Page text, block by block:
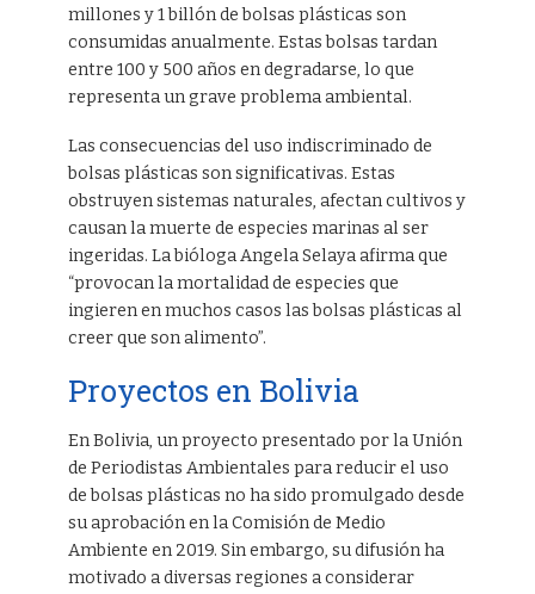
millones y 1 billón de bolsas plásticas son
consumidas anualmente. Estas bolsas tardan
entre 100 y 500 años en degradarse, lo que
representa un grave problema ambiental.
Las consecuencias del uso indiscriminado de
bolsas plásticas son significativas. Estas
obstruyen sistemas naturales, afectan cultivos y
causan la muerte de especies marinas al ser
ingeridas. La bióloga Angela Selaya afirma que
“provocan la mortalidad de especies que
ingieren en muchos casos las bolsas plásticas al
creer que son alimento”.
Proyectos en Bolivia
En Bolivia, un proyecto presentado por la Unión
de Periodistas Ambientales para reducir el uso
de bolsas plásticas no ha sido promulgado desde
su aprobación en la Comisión de Medio
Ambiente en 2019. Sin embargo, su difusión ha
motivado a diversas regiones a considerar